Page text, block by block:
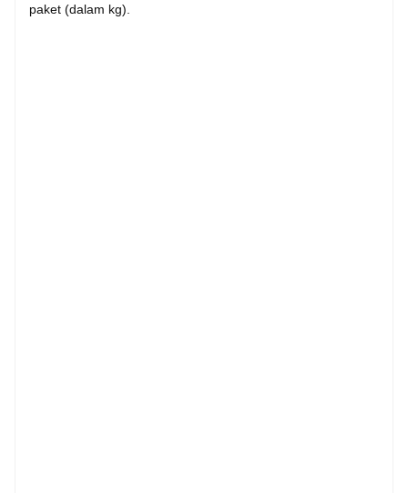
paket (dalam kg).